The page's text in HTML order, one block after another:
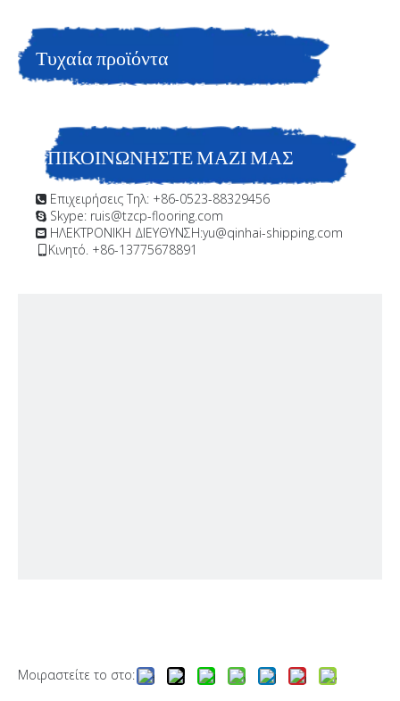
Τυχαία προϊόντα
ΕΠΙΚΟΙΝΩΝΗΣΤΕ ΜΑΖΙ ΜΑΣ
 Επιχειρήσεις Τηλ: +86-0523-88329456
 Skype: ruis@tzcp-flooring.com
 ΗΛΕΚΤΡΟΝΙΚΗ ΔΙΕΥΘΥΝΣΗ:yu@qinhai-shipping.com
Κινητό. +86-13775678891
Μοιραστείτε το στο: